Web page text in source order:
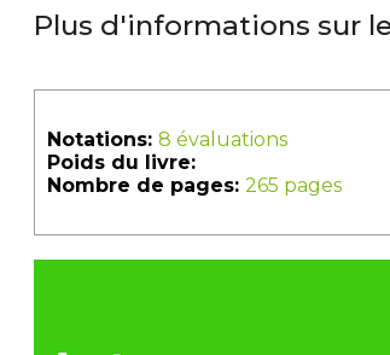
Plus d'informations sur
Notations: 8 évaluations
Poids du livre:
Nombre de pages: 265 pages